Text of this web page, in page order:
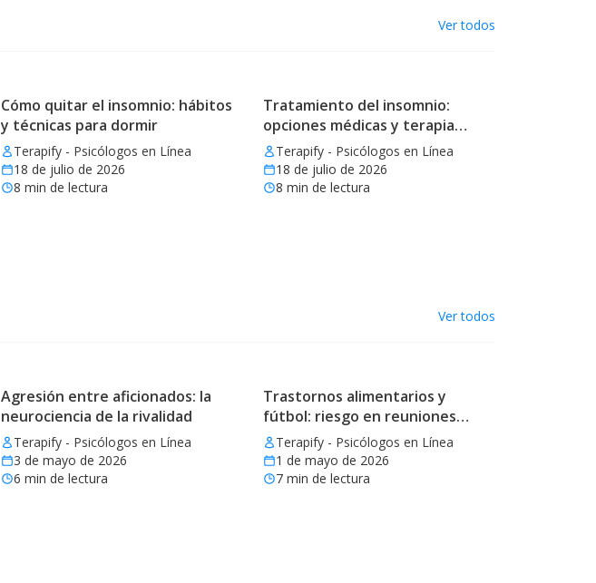
Ver todos
Cómo quitar el insomnio: hábitos
y técnicas para dormir
Terapify - Psicólogos en Línea
18 de julio de 2026
8 min de lectura
Tratamiento del insomnio:
opciones médicas y terapia
eficaz
Terapify - Psicólogos en Línea
18 de julio de 2026
8 min de lectura
Ver todos
Agresión entre aficionados: la
neurociencia de la rivalidad
Terapify - Psicólogos en Línea
3 de mayo de 2026
6 min de lectura
Trastornos alimentarios y
fútbol: riesgo en reuniones
mundialistas
Terapify - Psicólogos en Línea
1 de mayo de 2026
7min de lectura